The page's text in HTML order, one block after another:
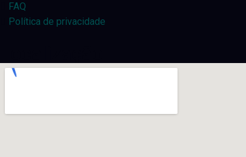
FAQ
Política de privacidade